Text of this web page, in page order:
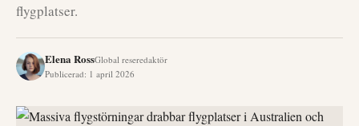
flygplatser.
Elena RossGlobal reseredaktör
Publicerad: 1 april 2026